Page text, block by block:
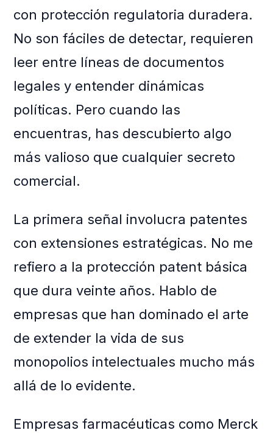
con protección regulatoria duradera.
No son fáciles de detectar, requieren
leer entre líneas de documentos
legales y entender dinámicas
políticas. Pero cuando las
encuentras, has descubierto algo
más valioso que cualquier secreto
comercial.
La primera señal involucra patentes
con extensiones estratégicas. No me
refiero a la protección patent básica
que dura veinte años. Hablo de
empresas que han dominado el arte
de extender la vida de sus
monopolios intelectuales mucho más
allá de lo evidente.
Empresas farmacéuticas como Merck